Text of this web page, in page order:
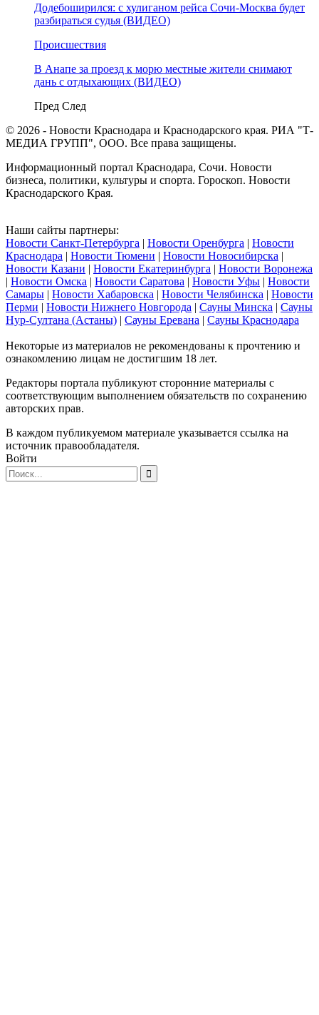
Додебоширился: с хулиганом рейса Сочи-Москва будет
разбираться судья (ВИДЕО)
Происшествия
В Анапе за проезд к морю местные жители снимают
дань с отдыхающих (ВИДЕО)
Пред След
© 2026 - Новости Краснодара и Краснодарского края. РИА "Т-
МЕДИА ГРУПП", ООО. Все права защищены.
Информационный портал Краснодара, Сочи. Новости
бизнеса, политики, культуры и спорта. Гороскоп. Новости
Краснодарского Края.
Наши сайты партнеры:
Новости Санкт-Петербурга | Новости Оренбурга | Новости
Краснодара | Новости Тюмени | Новости Новосибирска |
Новости Казани | Новости Екатеринбурга | Новости Воронежа
| Новости Омска | Новости Саратова | Новости Уфы | Новости
Самары | Новости Хабаровска | Новости Челябинска | Новости
Перми | Новости Нижнего Новгорода | Сауны Минска | Сауны
Нур-Султана (Астаны) | Сауны Еревана | Сауны Краснодара
Некоторые из материалов не рекомендованы к прочтению и
ознакомлению лицам не достигшим 18 лет.
Редакторы портала публикуют сторонние материалы с
соответствующим выполнением обязательств по сохранению
авторских прав.
В каждом публикуемом материале указывается ссылка на
источник правообладателя.
Войти